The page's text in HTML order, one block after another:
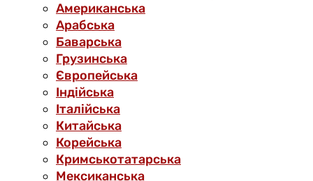
Американська
Арабська
Баварська
Грузинська
Європейська
Індійська
Італійська
Китайська
Корейська
Кримськотатарська
Мексиканська